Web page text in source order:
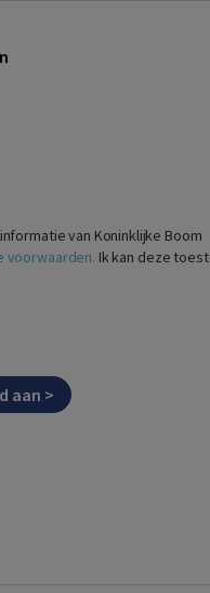
van Koninklijke Boom
voorwaarden. Ik kan deze
aan >